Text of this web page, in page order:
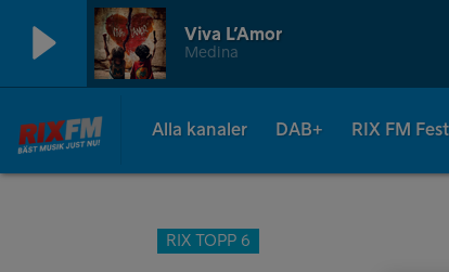
Viva L’Amor
Medina
Alla kanaler DAB+ RIX FM
RIX TOPP 6